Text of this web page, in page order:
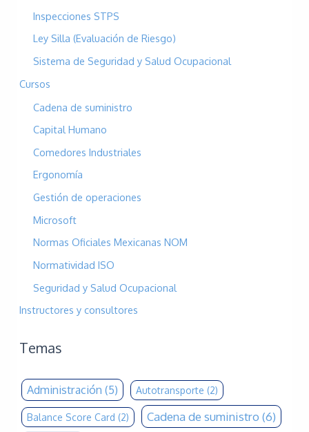
Inspecciones STPS
Ley Silla (Evaluación de Riesgo)
Sistema de Seguridad y Salud Ocupacional
Cursos
Cadena de suministro
Capital Humano
Comedores Industriales
Ergonomía
Gestión de operaciones
Microsoft
Normas Oficiales Mexicanas NOM
Normatividad ISO
Seguridad y Salud Ocupacional
Instructores y consultores
Temas
Administración (5) Autotransporte (2)
Balance Score Card (2) Cadena de suministro (6)